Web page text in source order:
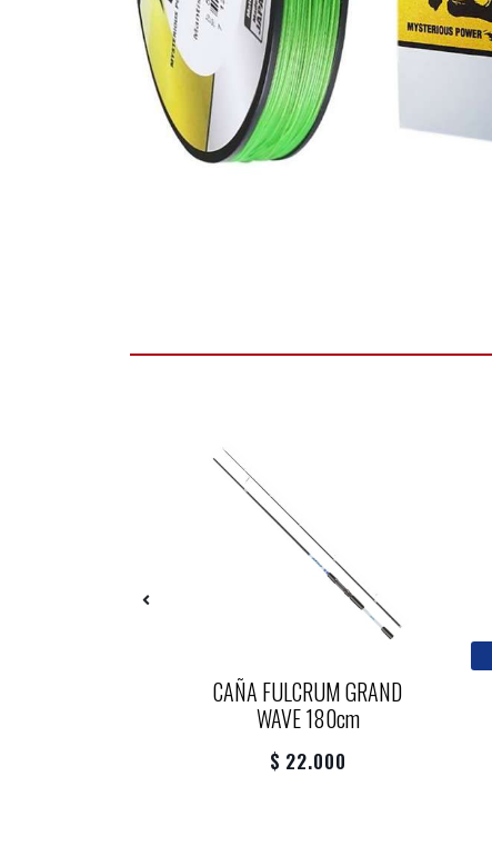
CAÑA FULCRUM GRAND
WAVE 180cm
$ 22.000